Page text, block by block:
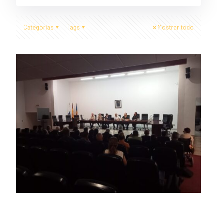
Categorías Tags Mostrar todo